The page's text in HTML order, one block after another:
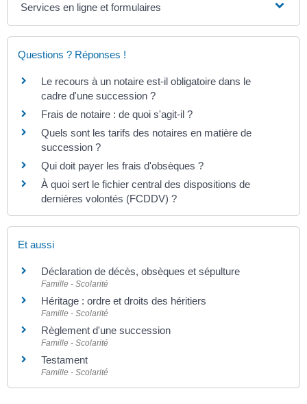
Services en ligne et formulaires
Questions ? Réponses !
Le recours à un notaire est-il obligatoire dans le
cadre d'une succession ?
Frais de notaire : de quoi s'agit-il ?
Quels sont les tarifs des notaires en matière de
succession ?
Qui doit payer les frais d'obsèques ?
À quoi sert le fichier central des dispositions de
dernières volontés (FCDDV) ?
Et aussi
Déclaration de décès, obsèques et sépulture
Famille - Scolarité
Héritage : ordre et droits des héritiers
Famille - Scolarité
Règlement d'une succession
Famille - Scolarité
Testament
Famille - Scolarité